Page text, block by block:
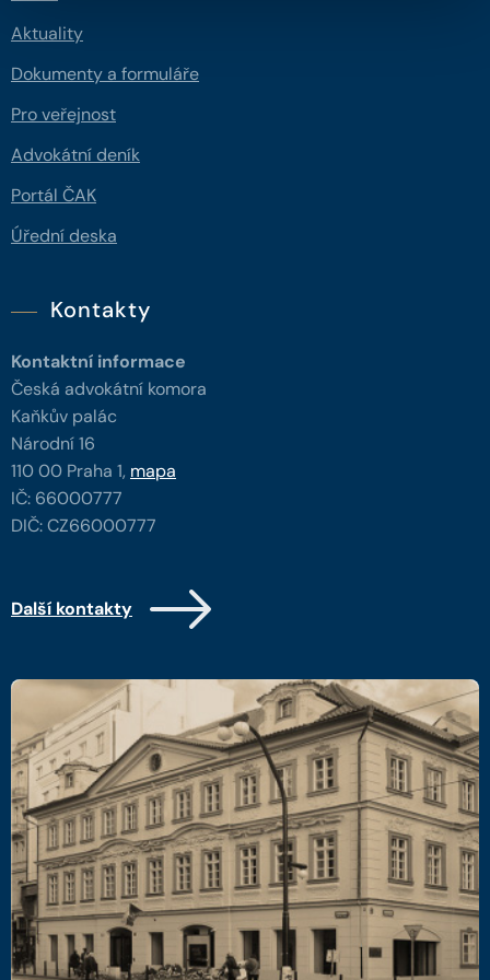
Aktuality
Dokumenty a formuláře
Pro veřejnost
Advokátní deník
Portál ČAK
Úřední deska
Kontakty
Kontaktní informace
Česká advokátní komora
Kaňkův palác
Národní 16
110 00 Praha 1, mapa
IČ: 66000777
DIČ: CZ66000777
Další kontakty